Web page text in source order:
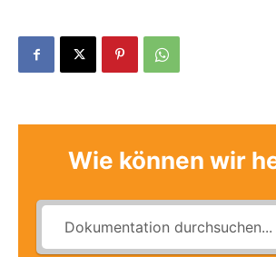
Wie können wir